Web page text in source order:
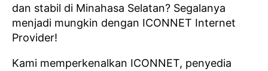
dan stabil di Minahasa Selatan? Segalanya
menjadi mungkin dengan ICONNET Internet
Provider!
Kami memperkenalkan ICONNET, penyedia